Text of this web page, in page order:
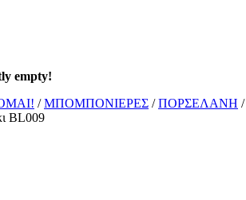
empty!
/ΜΠΟΜΠΟΝΙΕΡΕΣ /ΠΟΡΣΕΛΑΝΗ
BL009